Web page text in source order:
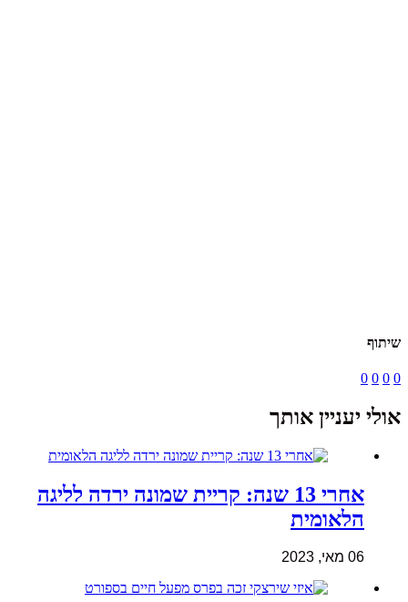
שיתוף
0
0
0
0
אולי יעניין אותך
אחרי 13 שנה: קריית שמונה ירדה לליגה
הלאומית
06 מאי, 2023